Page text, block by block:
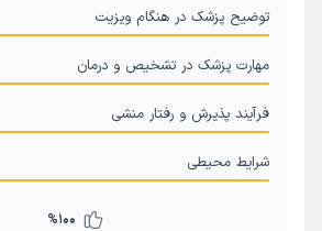
توضیح پزشک در هنگام ویزیت
مهارت پزشک در تشخیص و درمان
فرآیند پذیرش و رفتار منشی
شرایط محیطی
%100